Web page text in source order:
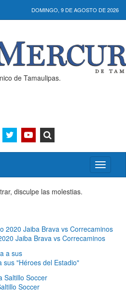
DOMINGO, 9 DE AGOSTO DE 2026
de Tamaulipas.
Activar/
menú
disculpe las molestias.
Jaiba Brava vs Correcaminos
sus "Héroes del Estadio"
Soccer